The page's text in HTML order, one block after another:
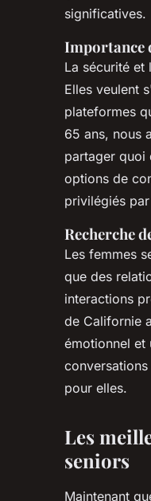
significatives.
Importance
La sécurité et
Elles veulent
plateformes
65 ans, nous
partager quoi
options de
privilégiés
Recherche
Les femmes
que des
interactions
de Californie
émotionnel et
pour elles.
Les
seniors
Maintenant